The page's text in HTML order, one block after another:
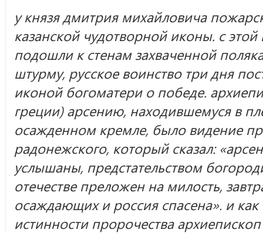
у князя дмитрия михайловича
казанской чудотворной иконы. с
подошли к стенам захваченной
штурму, русское воинство три дня
иконой богоматери о победе.
греции) арсению, находившемуся в
осажденном кремле, было видение
радонежского, который сказал:
услышаны, предстательством
отечестве преложен на милость,
осаждающих и россия спасена». и
истинности пророчества